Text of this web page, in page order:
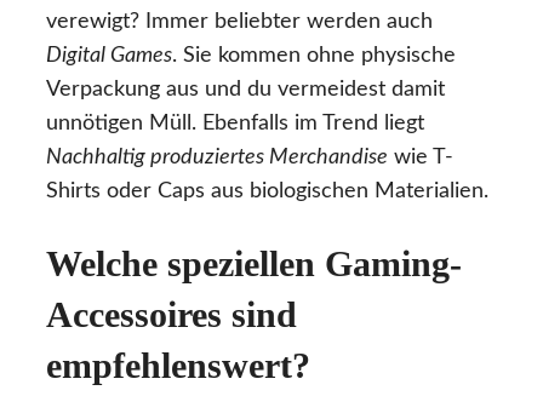
verewigt? Immer beliebter werden auch
Digital Games. Sie kommen ohne physische
Verpackung aus und du vermeidest damit
unnötigen Müll. Ebenfalls im Trend liegt
Nachhaltig produziertes Merchandise wie T-
Shirts oder Caps aus biologischen Materialien.
Welche speziellen Gaming-
Accessoires sind
empfehlenswert?